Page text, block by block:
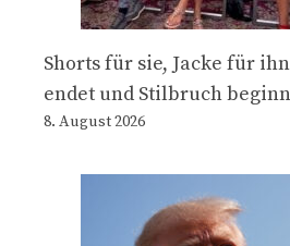
Shorts für sie, Jacke für
endet und Stilbruch
8. August 2026